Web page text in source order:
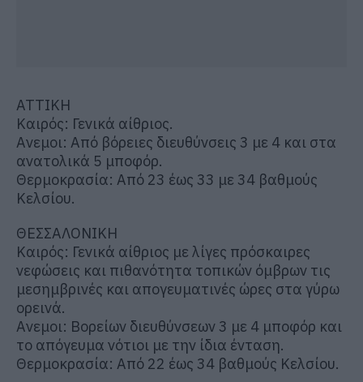
ΑΤΤΙΚΗ
Καιρός: Γενικά αίθριος.
Ανεμοι: Από βόρειες διευθύνσεις 3 με 4 και στα
ανατολικά 5 μποφόρ.
Θερμοκρασία: Από 23 έως 33 με 34 βαθμούς
Κελσίου.
ΘΕΣΣΑΛΟΝΙΚΗ
Καιρός: Γενικά αίθριος με λίγες πρόσκαιρες
νεφώσεις και πιθανότητα τοπικών όμβρων τις
μεσημβρινές και απογευματινές ώρες στα γύρω
ορεινά.
Ανεμοι: Βορείων διευθύνσεων 3 με 4 μποφόρ και
το απόγευμα νότιοι με την ίδια ένταση.
Θερμοκρασία: Από 22 έως 34 βαθμούς Κελσίου.